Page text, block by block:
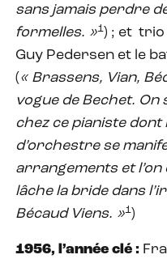
sans jamais perdre
formelles. »1) ; et trio
Guy Pedersen et le
(« Brassens, Vian,
vogue de Bechet. On
chez ce pianiste dont
d’orchestre se
arrangements et
lâche la bride dans
Bécaud Viens. »1)
1956, l’année clé :